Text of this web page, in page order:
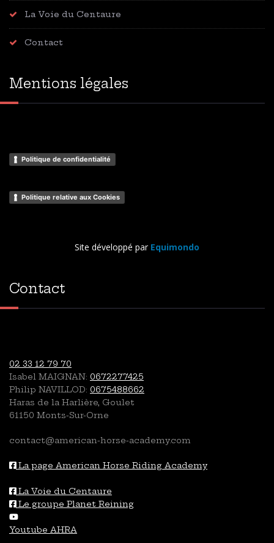
La Voie du Centaure
Contact
Mentions légales
Politique de confidentialité
Politique relative aux Cookies
Site développé par Equimondo
Contact
02 33 12 79 70
Isabel MAIGNAN: 0672277425
Philip NAVILLOD: 0675488662
Haras de la Harlière, Goulet
61150 Monts-Sur-Orne
contact@american-horse-academy.com
La page American Horse Riding Academy
La Voie du Centaure
Le groupe Planet Reining
Youtube AHRA